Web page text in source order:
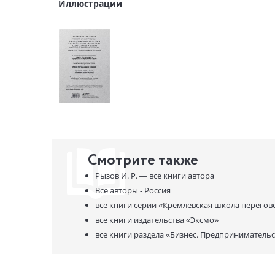
Иллюстрации
Смотрите также
Рызов И. Р. — все книги автора
Все авторы - Россия
все книги серии«Кремлевская школа
все книги издательства«Эксмо»
все книги раздела«Бизнес.